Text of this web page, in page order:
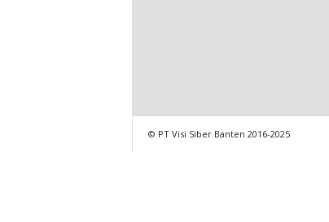
© PT Visi Siber Banten 2016-2025